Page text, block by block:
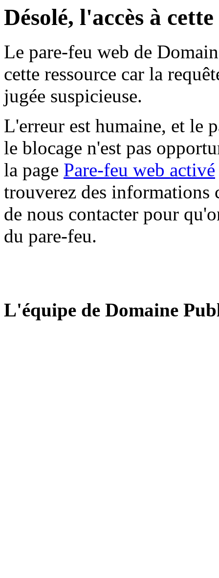
Désolé, l'accès à
Le pare-feu web de
cette ressource car la
jugée suspicieuse.
L'erreur est humaine, et le
le blocage n'est pas
la page Pare-feu web activé
trouverez des informations
de nous contacter pour
du pare-feu.
L'équipe de Domaine